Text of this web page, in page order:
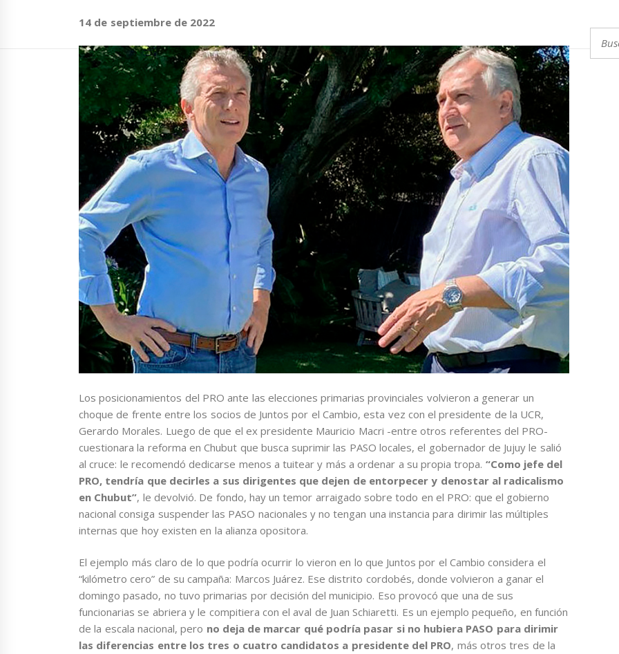
14 de septiembre de 2022
Los posicionamientos del PRO ante las elecciones primarias provinciales volvieron a generar un
choque de frente entre los socios de Juntos por el Cambio, esta vez con el presidente de la UCR,
Gerardo Morales. Luego de que el ex presidente Mauricio Macri -entre otros referentes del PRO-
cuestionara la reforma en Chubut que busca suprimir las PASO locales, el gobernador de Jujuy le salió
al cruce: le recomendó dedicarse menos a tuitear y más a ordenar a su propia tropa. “Como jefe del
PRO, tendría que decirles a sus dirigentes que dejen de entorpecer y denostar al radicalismo
en Chubut”, le devolvió. De fondo, hay un temor arraigado sobre todo en el PRO: que el gobierno
nacional consiga suspender las PASO nacionales y no tengan una instancia para dirimir las múltiples
internas que hoy existen en la alianza opositora.
El ejemplo más claro de lo que podría ocurrir lo vieron en lo que Juntos por el Cambio considera el
“kilómetro cero” de su campaña: Marcos Juárez. Ese distrito cordobés, donde volvieron a ganar el
domingo pasado, no tuvo primarias por decisión del municipio. Eso provocó que una de sus
funcionarias se abriera y le compitiera con el aval de Juan Schiaretti. Es un ejemplo pequeño, en función
de la escala nacional, pero no deja de marcar qué podría pasar si no hubiera PASO para dirimir
las diferencias entre los tres o cuatro candidatos a presidente del PRO, más otros tres de la